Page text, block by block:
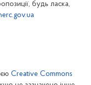
будь ласка,
Creative Commons